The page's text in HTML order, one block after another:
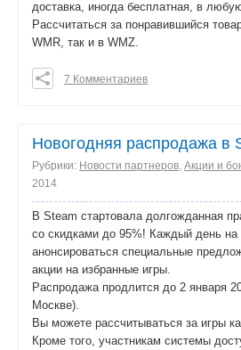
доставка, иногда бесплатная, в
Рассчитаться за понравившийся
WMR, так и в WMZ.
0
7 Комментариев
Новогодняя распродажа в
Рубрики: Новости партнеров, Акции и
2014
В Steam стартовала долгожданная
со скидками до 95%! Каждый день на
анонсироваться специальные
акции на избранные игры.
Распродажа продлится до 2 января
Москве).
Вы можете рассчитываться за игры
Кроме того, участникам системы